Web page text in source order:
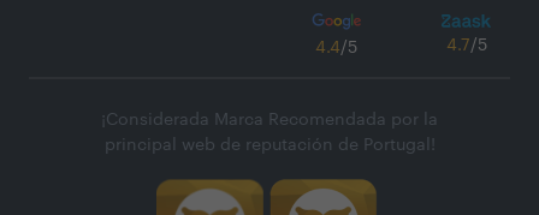
4.4/5 4.7/5
¡Considerada Marca Recomendada por la
principal web de reputación de Portugal!